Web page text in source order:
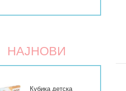
НАЈНОВИ
Кубика детска